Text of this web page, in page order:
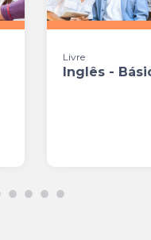
Livre
Inglês -